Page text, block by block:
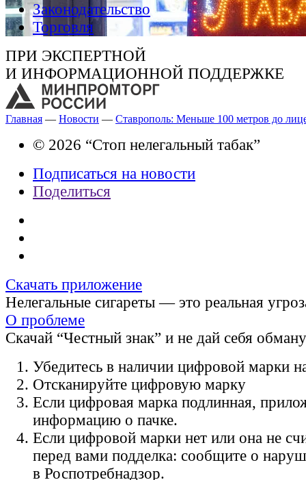
Законодательство
Торговля
ПРИ ЭКСПЕРТНОЙ
И ИНФОРМАЦИОННОЙ ПОДДЕРЖКЕ
Главная — Новости — Ставрополь: Меньше 100 метров до
© 2026 “Стоп нелегальный табак”
Подписаться на новости
Поделиться
Скачать приложение
Нелегальные сигареты — это реальная
О проблеме
Скачай “Честный знак” и не дай себя
Убедитесь в наличии цифровой марки
Отсканируйте цифровую марку
Если цифровая марка подлинная,
информацию о пачке.
Если цифровой марки нет или она не
перед вами подделка: сообщите о
в Роспотребнадзор.